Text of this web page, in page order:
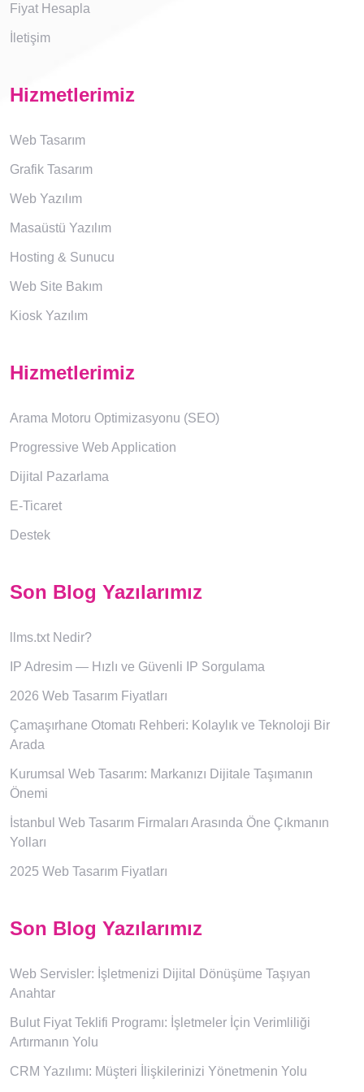
Fiyat Hesapla
İletişim
Hizmetlerimiz
Web Tasarım
Grafik Tasarım
Web Yazılım
Masaüstü Yazılım
Hosting & Sunucu
Web Site Bakım
Kiosk Yazılım
Hizmetlerimiz
Arama Motoru Optimizasyonu (SEO)
Progressive Web Application
Dijital Pazarlama
E-Ticaret
Destek
Son Blog Yazılarımız
llms.txt Nedir?
IP Adresim — Hızlı ve Güvenli IP Sorgulama
2026 Web Tasarım Fiyatları
Çamaşırhane Otomatı Rehberi: Kolaylık ve Teknoloji Bir
Arada
Kurumsal Web Tasarım: Markanızı Dijitale Taşımanın
Önemi
İstanbul Web Tasarım Firmaları Arasında Öne Çıkmanın
Yolları
2025 Web Tasarım Fiyatları
Son Blog Yazılarımız
Web Servisler: İşletmenizi Dijital Dönüşüme Taşıyan
Anahtar
Bulut Fiyat Teklifi Programı: İşletmeler İçin Verimliliği
Artırmanın Yolu
CRM Yazılımı: Müşteri İlişkilerinizi Yönetmenin Yolu